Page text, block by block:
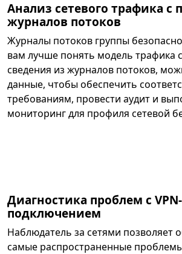
Анализ сетевого трафика
журналов потоков
Журналы потоков группы
вам лучше понять модель трафика
сведения из журналов потоков,
данные, чтобы обеспечить
требованиям, провести аудит и
мониторинг для профиля сетевой
Диагностика проблем с VPN-
подключением
Наблюдатель за сетями позволяет
самые распространенные